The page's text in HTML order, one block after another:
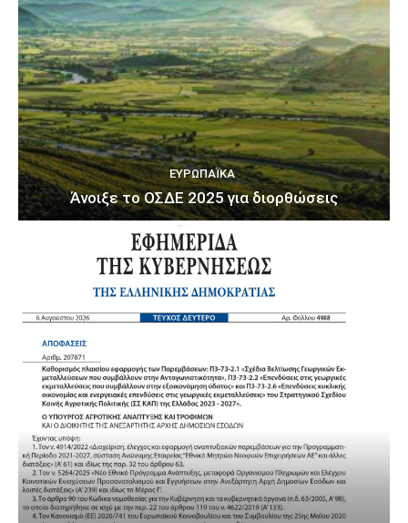
ΕΥΡΩΠΑΪΚΆ
Άνοιξε το ΟΣΔΕ 2025 για διορθώσεις